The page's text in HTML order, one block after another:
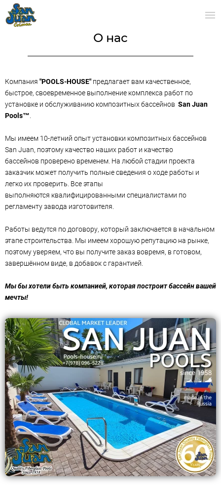
О нас
Компания "POOLS-HOUSE" предлагает вам качественное,
быстрое, своевременное выполнение комплекса работ по
установке и обслуживанию композитных бассейнов San Juan
Pools™
Мы имеем 10-летний опыт установки композитных бассейнов
San Juan, поэтому качество наших работ и качество
бассейнов проверено временем. На любой стадии проекта
заказчик может получить полные сведения о ходе работы и
легко их проверить. Все этапы
выполняются квалифицированными специалистами по
регламенту завода изготовителя.
Работы ведутся по договору, который заключается в начальном
этапе строительства. Мы имеем хорошую репутацию на рынке,
поэтому уверяем, что вы получите заказ вовремя, в готовом,
завершённом виде, в добавок с гарантией.
Мы бы хотели быть компанией, которая построит бассейн вашей
мечты!